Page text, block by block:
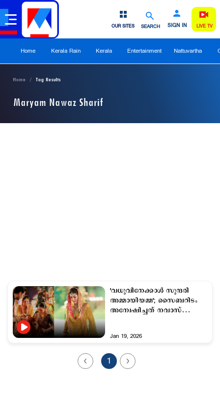
SEARCH SIGN IN
OUR SITES LIVE TV
Home Kerala Rain Kerala Entertainment Nattuvartha
Home Tag Results
Maryam Nawaz Sharif
'വധുവിനേക്കാള്‍ സുന്ദരി
അമ്മായിയമ്മ'; സൈബറിടം
അന്വേഷിച്ചത് നവാസ്
Jan 19, 2026
1